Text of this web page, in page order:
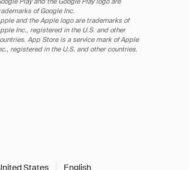
of Google Inc.
and the Apple logo are trademarks of
Inc., registered in the U.S. and other
App Store is a service mark of Apple
registered in the U.S. and other countries.
States English